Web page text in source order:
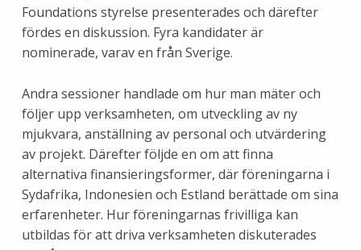
Foundations styrelse presenterades och därefter
fördes en diskussion. Fyra kandidater är
nominerade, varav en från Sverige.
Andra sessioner handlade om hur man mäter och
följer upp verksamheten, om utveckling av ny
mjukvara, anställning av personal och utvärdering
av projekt. Därefter följde en om att finna
alternativa finansieringsformer, där föreningarna i
Sydafrika, Indonesien och Estland berättade om sina
erfarenheter. Hur föreningarnas frivilliga kan
utbildas för att driva verksamheten diskuterades